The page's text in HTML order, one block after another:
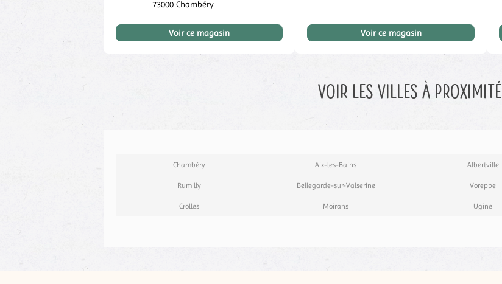
73000 Chambéry
Voir ce magasin Voir ce magasin
Voir les villes à proximité
Chambéry Aix-les-Bains Albertville
Rumilly Bellegarde-sur-Valserine Voreppe
Crolles Moirans Ugine